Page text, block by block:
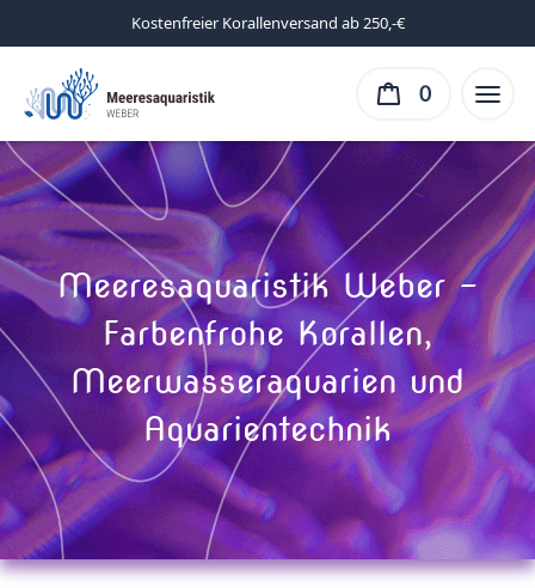
Kostenfreier Korallenversand ab 250,-€
0
Meeresaquaristik Weber –
Farbenfrohe Korallen,
Meerwasseraquarien und
Aquarientechnik